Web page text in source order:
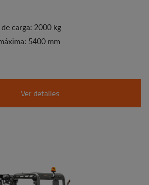
carga: 2000 kg
5400 mm
Ver detalles